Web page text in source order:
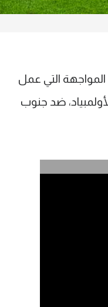
التي عمل
تحت 23 عاما والمؤهلة للأولمبياد، ضد جنوب